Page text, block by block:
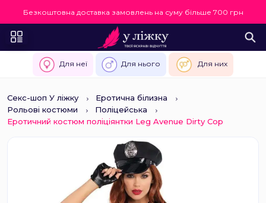
Безкоштовна доставка замовлень на суму більше 700 грн
Для неї Для нього Для них
Секс-шоп У ліжку
Еротична білизна
Рольові костюми
Поліцейська
Еротичний костюм поліціянтки Leg Avenue Dirty Cop